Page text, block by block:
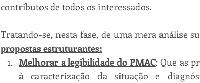
contributos de todos os interessados.
Tratando-se, nesta fase, de uma mera análise
propostas estruturantes:
Melhorar a legibilidade do PMAC: Que as
à caracterização da situação e